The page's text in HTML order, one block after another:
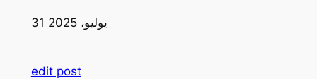
31 يوليو، 2025
edit post